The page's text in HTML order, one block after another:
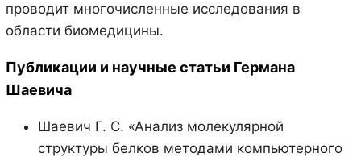
проводит многочисленные исследования в
области биомедицины.
Публикации и научные статьи Германа
Шаевича
Шаевич Г. С. «Анализ молекулярной
структуры белков методами компьютерного